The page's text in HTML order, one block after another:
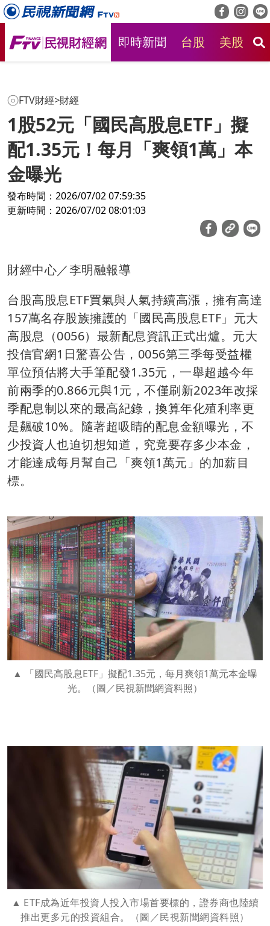
即時新聞 台股 美股
FTV財經>財經
1股52元「國民高股息ETF」擬
配1.35元！每月「爽領1萬」本
金曝光
發布時間：2026/07/02 07:59:35
更新時間：2026/07/02 08:01:03
財經中心／李明融報導
台股高股息ETF買氣與人氣持續高漲，擁有高達
157萬名存股族擁護的「國民高股息ETF」元大
高股息（0056）最新配息資訊正式出爐。元大
投信官網1日驚喜公告，0056第三季每受益權
單位預估將大手筆配發1.35元，一舉超越今年
前兩季的0.866元與1元，不僅刷新2023年改採
季配息制以來的最高紀錄，換算年化殖利率更
是飆破10%。隨著超吸睛的配息金額曝光，不
少投資人也迫切想知道，究竟要存多少本金，
才能達成每月幫自己「爽領1萬元」的加薪目
標。
「國民高股息ETF」擬配1.35元，每月爽領1萬元本金曝
光。（圖／民視新聞網資料照）
ETF成為近年投資人投入市場首要標的，證券商也陸續
推出更多元的投資組合。（圖／民視新聞網資料照）